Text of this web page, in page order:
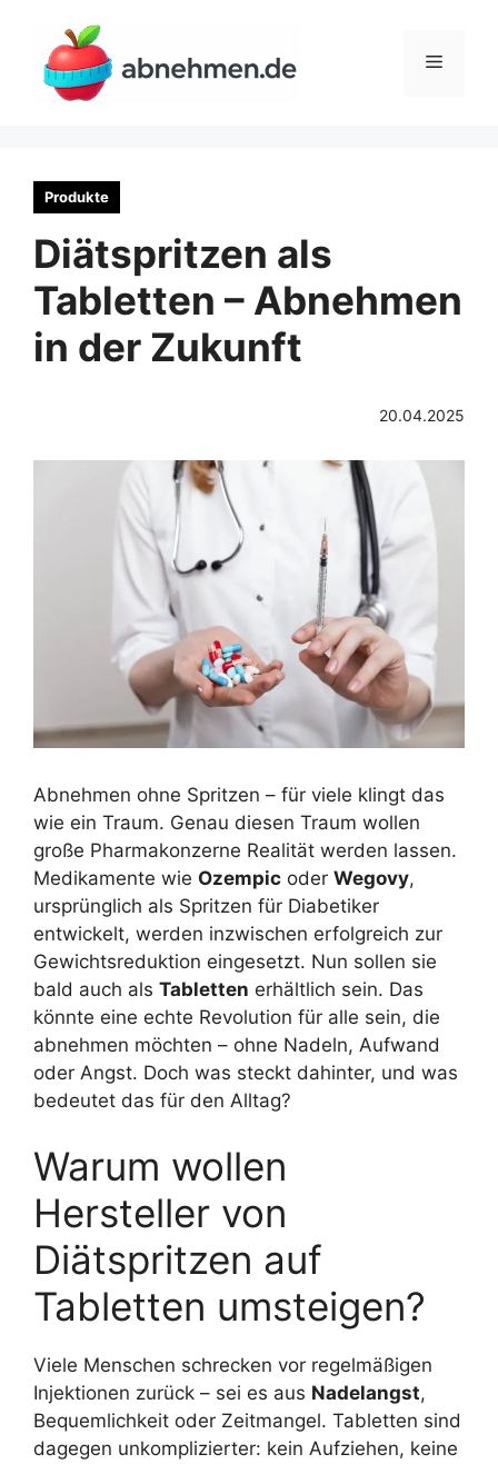
springen
Menü
Produkte
Diätspritzen als
Tabletten – Abnehmen
in der Zukunft
20.04.2025
Abnehmen ohne Spritzen – für viele klingt das
wie ein Traum. Genau diesen Traum wollen
große Pharmakonzerne Realität werden lassen.
Medikamente wie Ozempic oder Wegovy,
ursprünglich als Spritzen für Diabetiker
entwickelt, werden inzwischen erfolgreich zur
Gewichtsreduktion eingesetzt. Nun sollen sie
bald auch als Tabletten erhältlich sein. Das
könnte eine echte Revolution für alle sein, die
abnehmen möchten – ohne Nadeln, Aufwand
oder Angst. Doch was steckt dahinter, und was
bedeutet das für den Alltag?
Warum wollen
Hersteller von
Diätspritzen auf
Tabletten umsteigen?
Viele Menschen schrecken vor regelmäßigen
Injektionen zurück – sei es aus Nadelangst,
Bequemlichkeit oder Zeitmangel. Tabletten sind
dagegen unkomplizierter: kein Aufziehen, keine